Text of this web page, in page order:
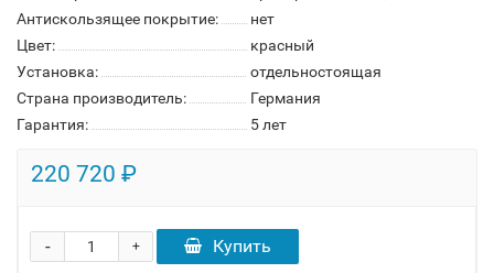
Антискользящее покрытие:
нет
Цвет:
красный
Установка:
отдельностоящая
Страна производитель:
Германия
Гарантия:
5 лет
220 720 ₽
+
- Купить